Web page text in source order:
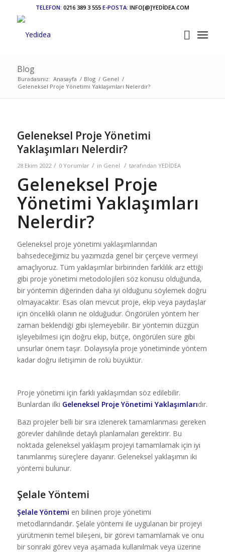
TELEFON: 0216 389 3 555 E-POSTA: INFO[@]YEDİDEA.COM
Blog
Buradasınız: Anasayfa / Blog / Genel /
Geleneksel Proje Yönetimi Yaklaşımları Nelerdir?
Geleneksel Proje Yönetimi
Yaklaşımları Nelerdir?
28 Ekim 2022 / 0 Yorumlar / in Genel / tarafından YEDİDEA
Geleneksel Proje
Yönetimi Yaklaşımları
Nelerdir?
Geleneksel proje yönetimi yaklaşımlarından
bahsedeceğimiz bu yazımızda genel bir çerçeve vermeyi
amaçlıyoruz. Tüm yaklaşımlar birbirinden farklılık arz ettiği
gibi proje yönetimi metodolojileri söz konusu olduğunda,
bir yöntemin diğerinden daha iyi olduğunu söylemek doğru
olmayacaktır. Esas olan mevcut proje, ekip veya paydaşlar
için öncelikli olanın ne olduğudur. Öngörülen yöntem her
zaman beklendiği gibi işlemeyebilir. Bir yöntemin düzgün
işleyebilmesi için doğru ekip, bütçe, öngörülen süre gibi
unsurlar önem taşır. Dolayısıyla proje yönetiminde yöntem
kadar doğru iletişimin de rolü büyüktür.
Proje yönetimi için farklı yaklaşımdan söz edilebilir.
Bunlardan ilki Geleneksel Proje Yönetimi Yaklaşımlarıdır.
Bazı projeler belli bir sıra izlenerek tamamlanması gereken
görevler dahilinde detaylı planlamaları gerektirir. Bu
noktada geleneksel yaklaşım projeyi tamamlamak için iyi
tanımlanmış süreçlere dayanır. Geleneksel yaklaşımın iki
yöntemi bulunur.
Şelale Yöntemi
Şelale Yöntemi en bilinen proje yönetimi
metodlarındandır. Şelale yöntemi ile uygulanan bir projeyi
yürütmenin temel bileşeni, bir görevi tamamlamak ve onu
bir sonraki görev veya aşamada kullanılmak veya üzerine